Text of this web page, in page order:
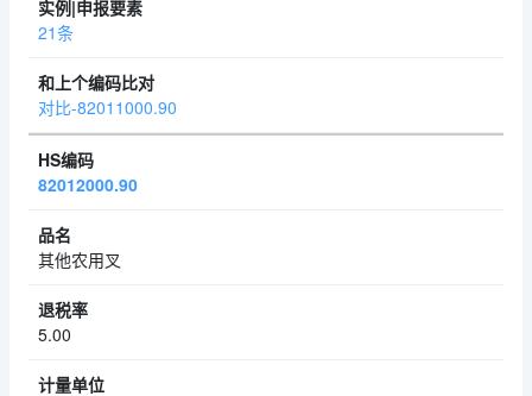
21条
对比-82011000.90
82012000.90
其他农用叉
5.00